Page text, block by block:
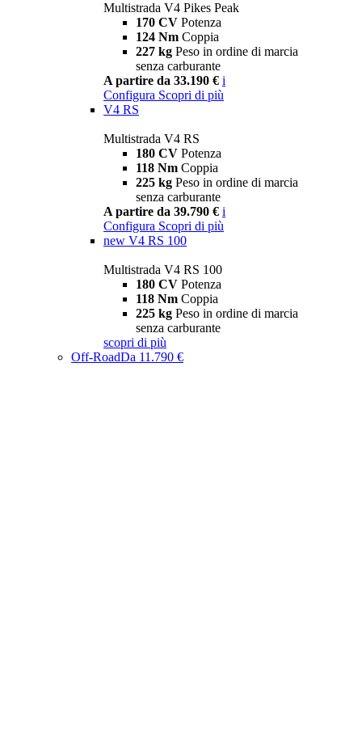
Multistrada V4 Pikes Peak
170 CV Potenza
124 Nm Coppia
227 kg Peso in ordine di marcia
senza carburante
A partire da 33.190 € i
Configura Scopri di più
V4 RS
Multistrada V4 RS
180 CV Potenza
118 Nm Coppia
225 kg Peso in ordine di marcia
senza carburante
A partire da 39.790 € i
Configura Scopri di più
new V4 RS 100
Multistrada V4 RS 100
180 CV Potenza
118 Nm Coppia
225 kg Peso in ordine di marcia
senza carburante
scopri di più
Off-RoadDa 11.790 €